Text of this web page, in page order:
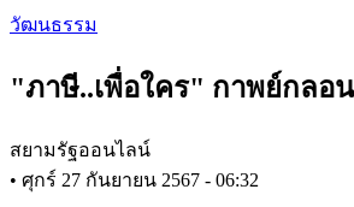
Skip
content
วัฒนธรรม
"ภาษี..เพื่อใคร" กาพย์กลอ
สยามรัฐออนไลน์
• ศุกร์ 27 กันยายน 2567 - 06:32